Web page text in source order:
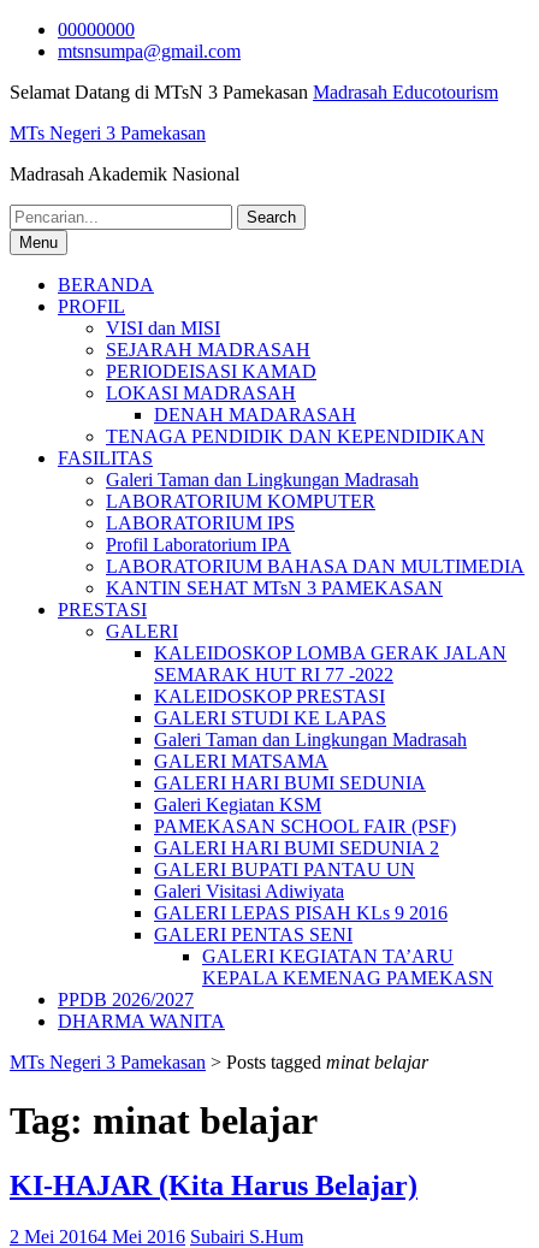
Skip
00000000
mtsnsumpa@gmail.com
Selamat Datang di MTsN 3 Pamekasan Madrasah Educotourism
MTs Negeri 3 Pamekasan
Madrasah Akademik Nasional
Search
for:Menu
BERANDA
PROFIL
VISI dan MISI
SEJARAH MADRASAH
PERIODEISASI KAMAD
LOKASI MADRASAH
DENAH MADARASAH
TENAGA PENDIDIK DAN KEPENDIDIKAN
FASILITAS
Galeri Taman dan Lingkungan Madrasah
LABORATORIUM KOMPUTER
LABORATORIUM IPS
Profil Laboratorium IPA
LABORATORIUM BAHASA DAN MULTIMEDIA
KANTIN SEHAT MTsN 3 PAMEKASAN
PRESTASI
GALERI
KALEIDOSKOP LOMBA GERAK JALAN
SEMARAK HUT RI 77 -2022
KALEIDOSKOP PRESTASI
GALERI STUDI KE LAPAS
Galeri Taman dan Lingkungan Madrasah
GALERI MATSAMA
GALERI HARI BUMI SEDUNIA
Galeri Kegiatan KSM
PAMEKASAN SCHOOL FAIR (PSF)
GALERI HARI BUMI SEDUNIA 2
GALERI BUPATI PANTAU UN
Galeri Visitasi Adiwiyata
GALERI LEPAS PISAH KLs 9 2016
GALERI PENTAS SENI
GALERI KEGIATAN TA’ARU
KEPALA KEMENAG PAMEKASN
PPDB 2026/2027
DHARMA WANITA
MTs Negeri 3 Pamekasan > Posts tagged minat belajar
Tag: minat belajar
KI-HAJAR (Kita Harus Belajar)
2 Mei 20164 Mei 2016 Subairi S.Hum